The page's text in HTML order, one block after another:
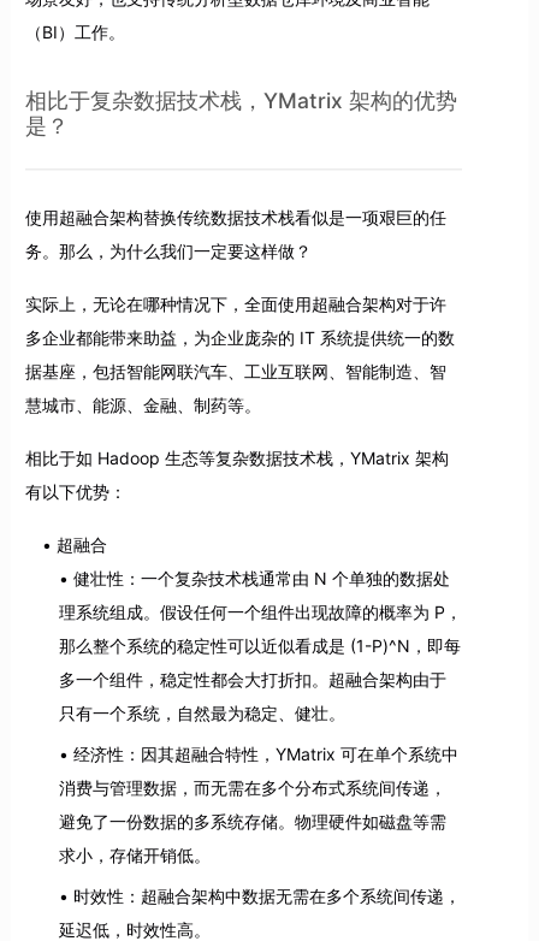
（BI）工作。
相比于复杂数据技术栈，YMatrix 架构的优势
是？
使用超融合架构替换传统数据技术栈看似是一项艰巨的任
务。那么，为什么我们一定要这样做？
实际上，无论在哪种情况下，全面使用超融合架构对于许
多企业都能带来助益，为企业庞杂的 IT 系统提供统一的数
据基座，包括智能网联汽车、工业互联网、智能制造、智
慧城市、能源、金融、制药等。
相比于如 Hadoop 生态等复杂数据技术栈，YMatrix 架构
有以下优势：
超融合
健壮性：一个复杂技术栈通常由 N 个单独的数据处
理系统组成。假设任何一个组件出现故障的概率为 P，
那么整个系统的稳定性可以近似看成是 (1-P)^N，即每
多一个组件，稳定性都会大打折扣。超融合架构由于
只有一个系统，自然最为稳定、健壮。
经济性：因其超融合特性，YMatrix 可在单个系统中
消费与管理数据，而无需在多个分布式系统间传递，
避免了一份数据的多系统存储。物理硬件如磁盘等需
求小，存储开销低。
时效性：超融合架构中数据无需在多个系统间传递，
延迟低，时效性高。